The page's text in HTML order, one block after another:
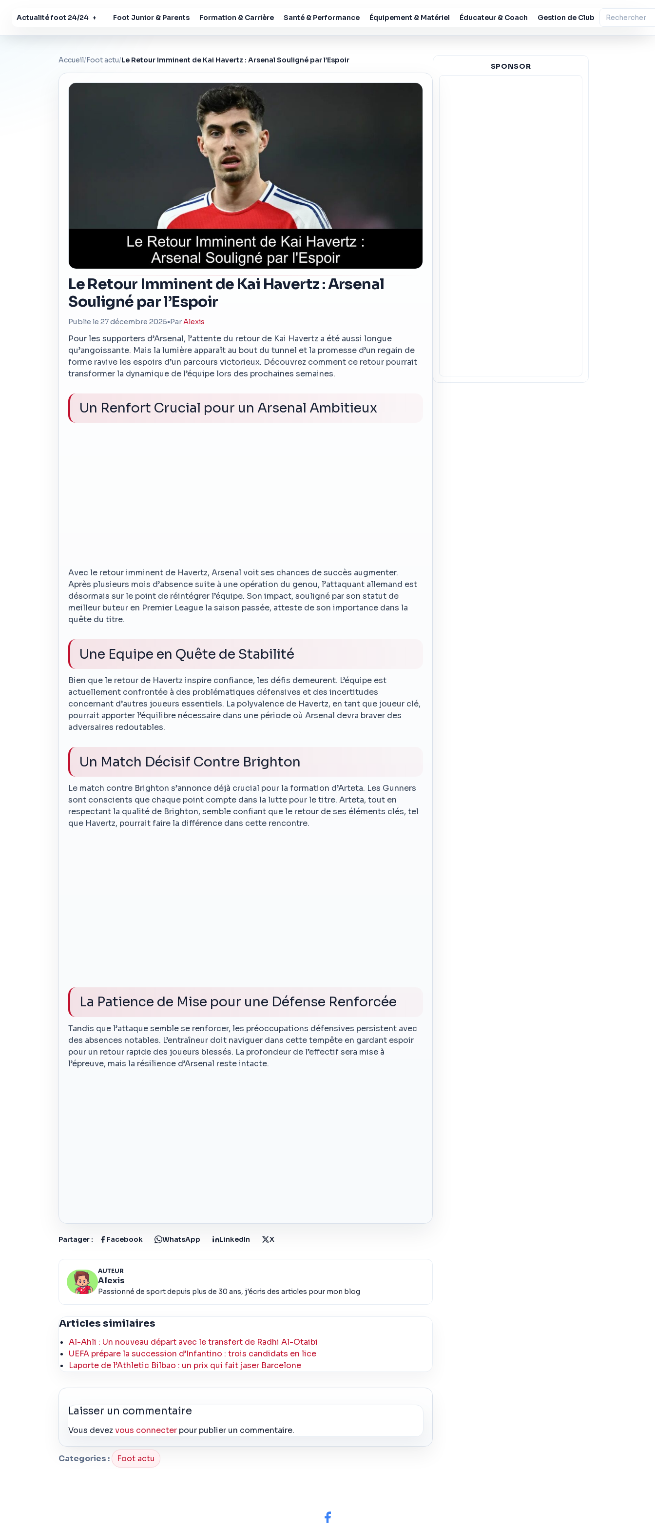
Actualité foot 24/24 + Foot Junior & Parents Formation & Carrière Santé & Performance Équipement & Matériel Éducateur & Coach Gestion de Club
Accueil/Foot actu/Le Retour Imminent de Kai Havertz : Arsenal Souligné par l’Espoir
Le Retour Imminent de Kai Havertz : Arsenal
Souligné par l’Espoir
Publie le 27 décembre 2025•ParAlexis
Pour les supporters d’Arsenal, l’attente du retour de Kai Havertz a été aussi longue
qu’angoissante. Mais la lumière apparaît au bout du tunnel et la promesse d’un regain de
forme ravive les espoirs d’un parcours victorieux. Découvrez comment ce retour pourrait
transformer la dynamique de l’équipe lors des prochaines semaines.
Un Renfort Crucial pour un Arsenal Ambitieux
Avec le retour imminent de Havertz, Arsenal voit ses chances de succès augmenter.
Après plusieurs mois d’absence suite à une opération du genou, l’attaquant allemand est
désormais sur le point de réintégrer l’équipe. Son impact, souligné par son statut de
meilleur buteur en Premier League la saison passée, atteste de son importance dans la
quête du titre.
Une Equipe en Quête de Stabilité
Bien que le retour de Havertz inspire confiance, les défis demeurent. L’équipe est
actuellement confrontée à des problématiques défensives et des incertitudes
concernant d’autres joueurs essentiels. La polyvalence de Havertz, en tant que joueur clé,
pourrait apporter l’équilibre nécessaire dans une période où Arsenal devra braver des
adversaires redoutables.
Un Match Décisif Contre Brighton
Le match contre Brighton s’annonce déjà crucial pour la formation d’Arteta. Les Gunners
sont conscients que chaque point compte dans la lutte pour le titre. Arteta, tout en
respectant la qualité de Brighton, semble confiant que le retour de ses éléments clés, tel
que Havertz, pourrait faire la différence dans cette rencontre.
La Patience de Mise pour une Défense Renforcée
Tandis que l’attaque semble se renforcer, les préoccupations défensives persistent avec
des absences notables. L’entraîneur doit naviguer dans cette tempête en gardant espoir
pour un retour rapide des joueurs blessés. La profondeur de l’effectif sera mise à
l’épreuve, mais la résilience d’Arsenal reste intacte.
Partager : Facebook WhatsApp LinkedIn X
AUTEUR
Alexis
Passionné de sport depuis plus de 30 ans, j'écris des articles pour mon blog
Articles similaires
Al-Ahli : Un nouveau départ avec le transfert de Radhi Al-Otaibi
UEFA prépare la succession d’Infantino : trois candidats en lice
Laporte de l’Athletic Bilbao : un prix qui fait jaser Barcelone
Laisser un commentaire
Vous devezvous connecter pour publier un commentaire.
Categories : Foot actu
SPONSOR